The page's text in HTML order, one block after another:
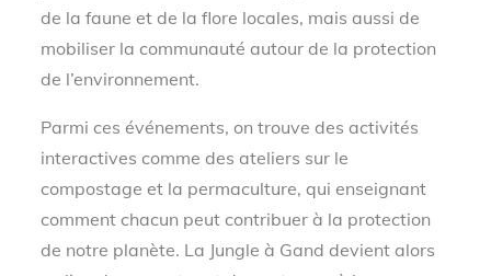
de la faune et de la flore locales, mais aussi de
mobiliser la communauté autour de la protection
de l’environnement.
Parmi ces événements, on trouve des activités
interactives comme des ateliers sur le
compostage et la permaculture, qui enseignant
comment chacun peut contribuer à la protection
de notre planète. La Jungle à Gand devient alors